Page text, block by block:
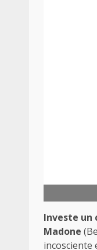
Investe un
Madone
incosciente